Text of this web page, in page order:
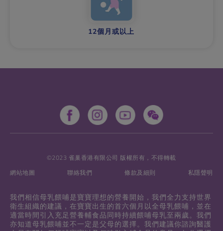
12個月或以上
©2023 雀巢香港有限公司 版權所有，不得轉載
網站地圖
聯絡我們 條款及細則 私隱聲明
我們相信母乳餵哺是寶寶理想的營養開始，我們全力支持世界
衛生組織的建議，在寶寶出生的首六個月以全母乳餵哺，並在
適當時間引入充足營養輔食品同時持續餵哺母乳至兩歲。我們
亦知道母乳餵哺並不一定是父母的選擇。我們建議你諮詢醫護